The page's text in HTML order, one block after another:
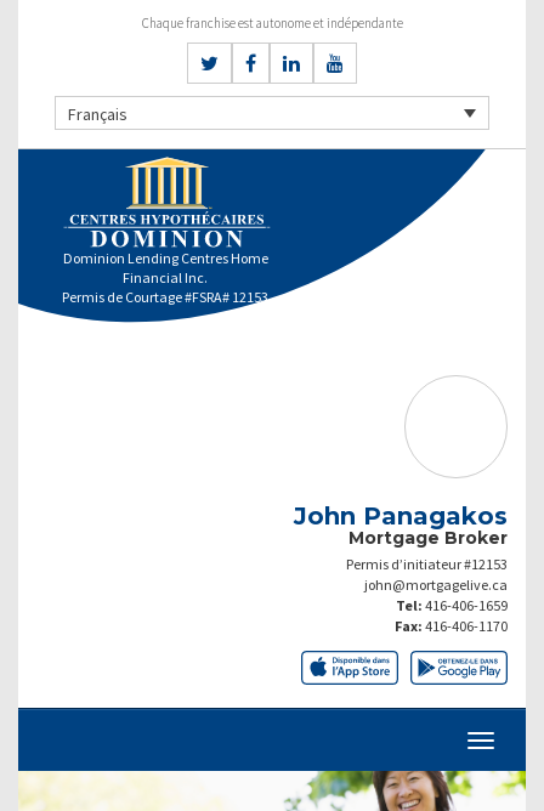
Chaque franchise est autonome et indépendante
Français
Dominion Lending Centres Home
Financial Inc.
Permis de Courtage #FSRA# 12153
John Panagakos
Mortgage Broker
Permis d’initiateur #12153
john@mortgagelive.ca
Tel: 416-406-1659
Fax: 416-406-1170